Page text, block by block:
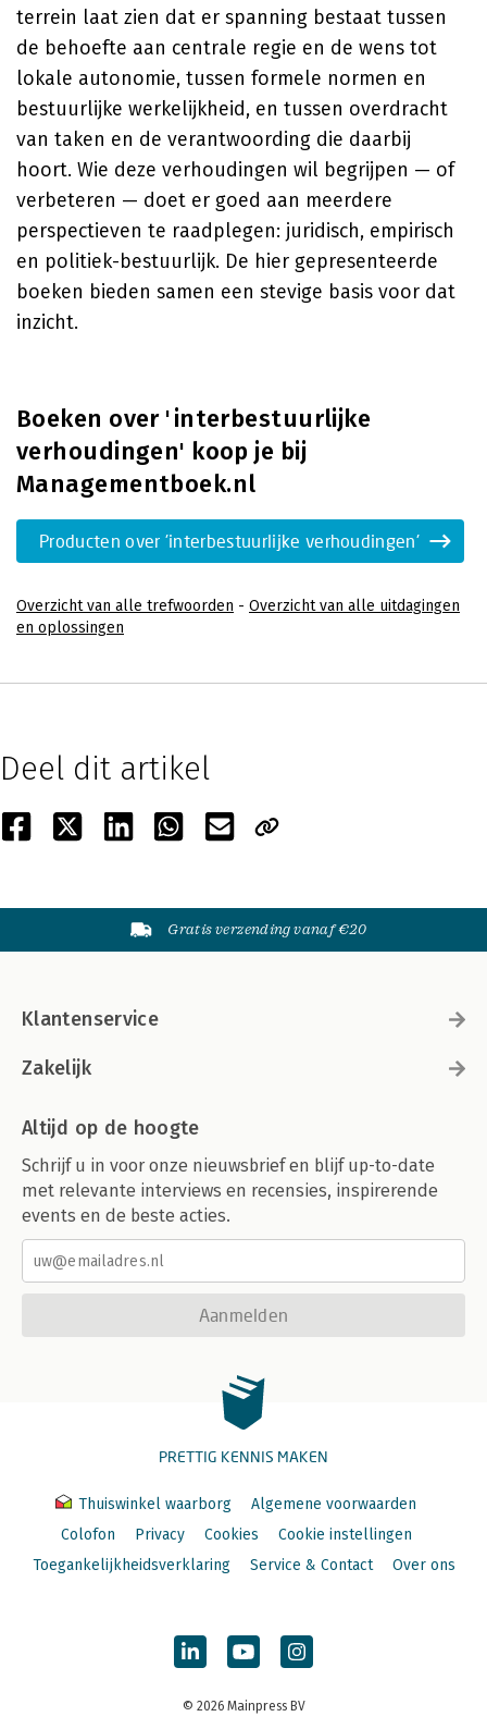
terrein laat zien dat er spanning bestaat tussen
de behoefte aan centrale regie en de wens tot
lokale autonomie, tussen formele normen en
bestuurlijke werkelijkheid, en tussen overdracht
van taken en de verantwoording die daarbij
hoort. Wie deze verhoudingen wil begrijpen — of
verbeteren — doet er goed aan meerdere
perspectieven te raadplegen: juridisch, empirisch
en politiek-bestuurlijk. De hier gepresenteerde
boeken bieden samen een stevige basis voor dat
inzicht.
Boeken over 'interbestuurlijke
verhoudingen' koop je bij
Managementboek.nl
Producten over 'interbestuurlijke verhoudingen'
Overzicht van alle trefwoorden - Overzicht van alle uitdagingen
en oplossingen
Deel dit artikel
Gratis verzending vanaf €20
Klantenservice
Zakelijk
Altijd op de hoogte
Schrijf u in voor onze nieuwsbrief en blijf up-to-date
met relevante interviews en recensies, inspirerende
events en de beste acties.
Aanmelden
PRETTIG KENNIS MAKEN
Thuiswinkel waarborg
Algemene voorwaarden
Colofon
Privacy Cookies
Cookie instellingen
Toegankelijkheidsverklaring
Service & Contact Over ons
© 2026 Mainpress BV